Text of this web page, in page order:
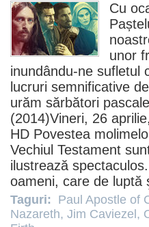
Cu
unor
inundându-ne sufletul
lucruri semnificative
urăm sărbători
(2014)Vineri, 26
HD Povestea
Vechiul Testament
ilustrează
oameni, care de
Taguri: Paul Apostle of
Nazareth, Jim Caviezel ,